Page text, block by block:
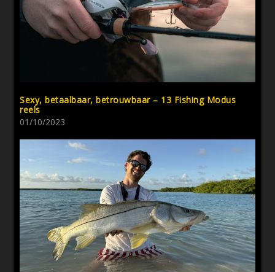
Sexy, betaalbaar, betrouwbaar – 13 Fishing Modus
reels
01/10/2023